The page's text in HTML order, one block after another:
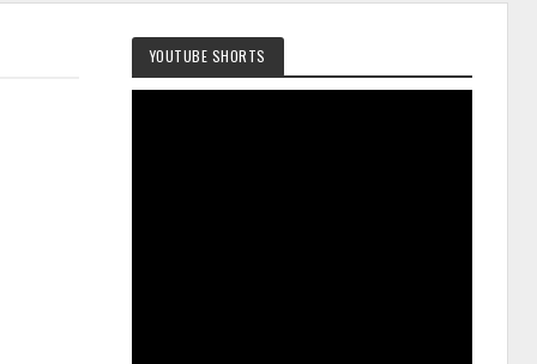
YOUTUBE SHORTS